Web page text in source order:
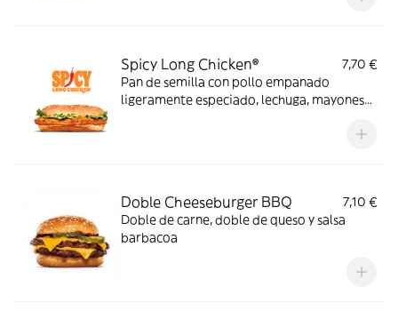
Spicy Long Chicken®
7,70 €
Pan de semilla con pollo empanado
ligeramente especiado, lechuga, mayonesa
Doble Cheeseburger BBQ
7,10 €
Doble de carne, doble de queso y salsa
barbacoa